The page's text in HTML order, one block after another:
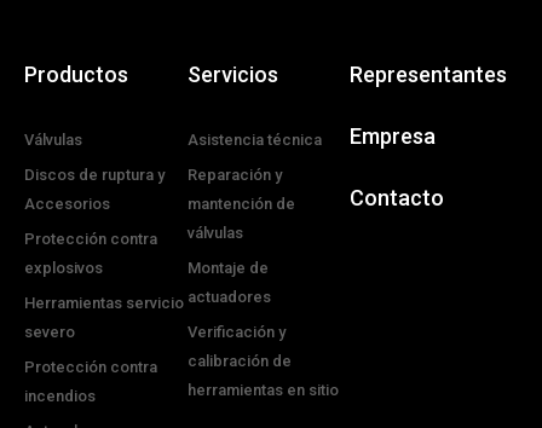
Productos
Válvulas
Discos de ruptura y
Accesorios
Protección contra
explosivos
Herramientas servicio
severo
Protección contra
incendios
Servicios
Asistencia técnica
Reparación y
mantención de
válvulas
Montaje de
actuadores
Verificación y
calibración de
herramientas en sitio
Representantes
Empresa
Contacto